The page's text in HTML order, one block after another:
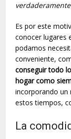
Es por este
conocer lugares
podamos
conveniente,
conseguir todo
hogar como
incorporando
estos tiempos,
La